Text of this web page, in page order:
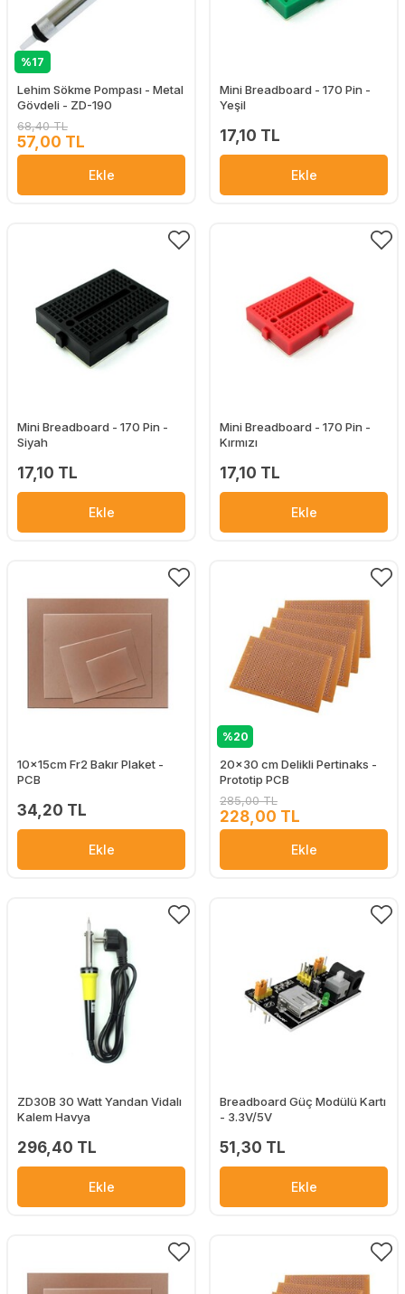
%17
Lehim Sökme Pompası - Metal
Gövdeli - ZD-190
68,40 TL
57,00 TL
Ekle
Mini Breadboard - 170 Pin -
Yeşil
17,10 TL
Ekle
Mini Breadboard - 170 Pin -
Siyah
17,10 TL
Ekle
Mini Breadboard - 170 Pin -
Kırmızı
17,10 TL
Ekle
10x15cm Fr2 Bakır Plaket -
PCB
34,20 TL
Ekle
%20
20x30 cm Delikli Pertinaks -
Prototip PCB
285,00 TL
228,00 TL
Ekle
ZD30B 30 Watt Yandan Vidalı
Kalem Havya
296,40 TL
Ekle
Breadboard Güç Modülü Kartı
- 3.3V/5V
51,30 TL
Ekle